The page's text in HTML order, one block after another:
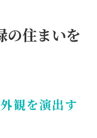
の住まいを
観を演出す